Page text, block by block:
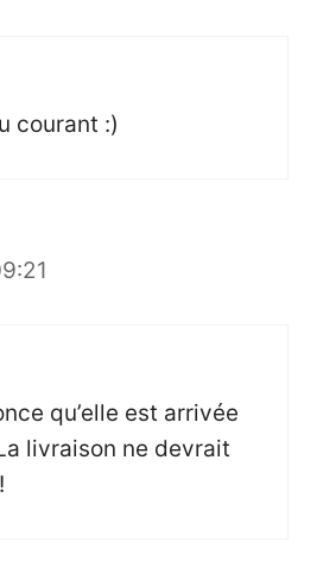
courant :)
qu’elle est arrivée
livraison ne devrait